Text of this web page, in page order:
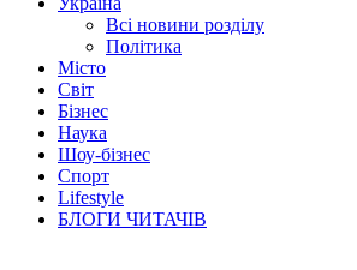
Всі новини розділу
Політика
Місто
Світ
Бізнес
Наука
Шоу-бізнес
Спорт
Lifestyle
БЛОГИ ЧИТАЧІВ